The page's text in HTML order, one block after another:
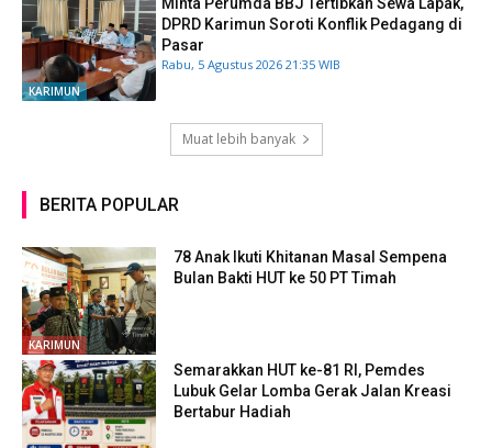
KARIMUN
DPRD Karimun Soroti Konflik Pedagang di
Pasar
Rabu, 5 Agustus 2026 21:35 WIB
Muat lebih banyak
BERITA POPULAR
KARIMUN
78 Anak Ikuti Khitanan Masal Sempena
Bulan Bakti HUT ke 50 PT Timah
Semarakkan HUT ke-81 RI, Pemdes
Lubuk Gelar Lomba Gerak Jalan Kreasi
Bertabur Hadiah